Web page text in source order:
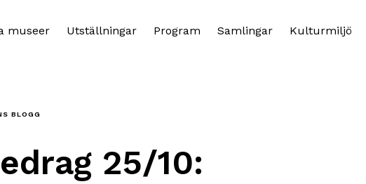
museer Utställningar Program Samlingar Kulturmiljö
BLOGG
25/10: